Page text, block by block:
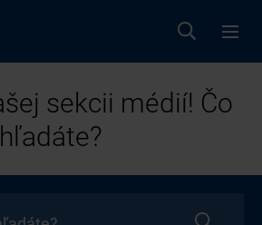
sekcii médií! Čo